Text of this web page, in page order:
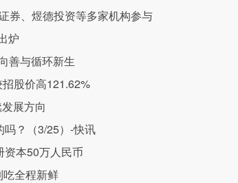
券、煜德投资等多家机构参与
炉
善与循环新生
招股价高121.62%
展方向
？（3/25）-快讯
资本50万人民币
全程新鲜